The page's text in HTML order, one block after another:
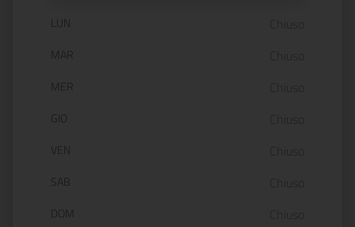
Orario di apertura:
LUN
MAR
MER
GIO
VEN
SAB
DOM